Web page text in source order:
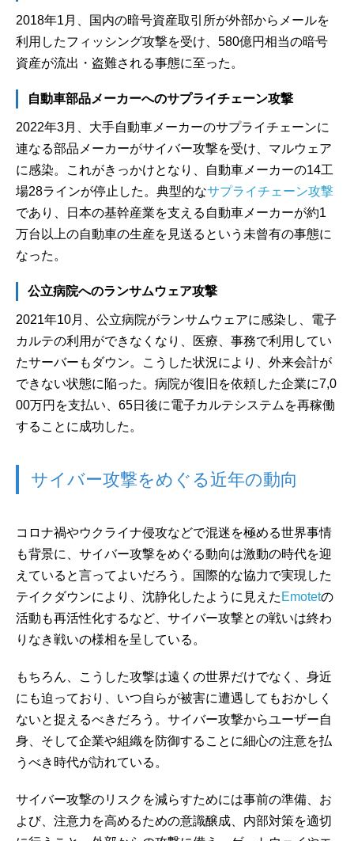
2018年1月、国内の暗号資産取引所が外部からメールを
利用したフィッシング攻撃を受け、580億円相当の暗号
資産が流出・盗難される事態に至った。
自動車部品メーカーへのサプライチェーン攻撃
2022年3月、大手自動車メーカーのサプライチェーンに
連なる部品メーカーがサイバー攻撃を受け、マルウェア
に感染。これがきっかけとなり、自動車メーカーの14工
場28ラインが停止した。典型的なサプライチェーン攻撃
であり、日本の基幹産業を支える自動車メーカーが約1
万台以上の自動車の生産を見送るという未曾有の事態に
なった。
公立病院へのランサムウェア攻撃
2021年10月、公立病院がランサムウェアに感染し、電子
カルテの利用ができなくなり、医療、事務で利用してい
たサーバーもダウン。こうした状況により、外来会計が
できない状態に陥った。病院が復旧を依頼した企業に7,0
00万円を支払い、65日後に電子カルテシステムを再稼働
することに成功した。
サイバー攻撃をめぐる近年の動向
コロナ禍やウクライナ侵攻などで混迷を極める世界事情
も背景に、サイバー攻撃をめぐる動向は激動の時代を迎
えていると言ってよいだろう。国際的な協力で実現した
テイクダウンにより、沈静化したように見えた Emotetの
活動も再活性化するなど、サイバー攻撃との戦いは終わ
りなき戦いの様相を呈している。
もちろん、こうした攻撃は遠くの世界だけでなく、身近
にも迫っており、いつ自らが被害に遭遇してもおかしく
ないと捉えるべきだろう。サイバー攻撃からユーザー自
身、そして企業や組織を防御することに細心の注意を払
うべき時代が訪れている。
サイバー攻撃のリスクを減らすためには事前の準備、お
よび、注意力を高めるための意識醸成、内部対策を適切